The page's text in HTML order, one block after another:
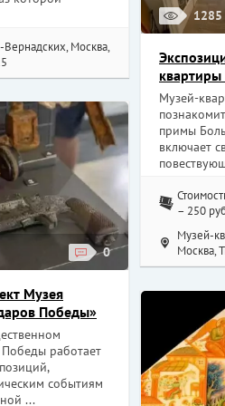
Москва,
1285
Музей-
примы
включает
– 250
Музей-
Москва,
0
Музея
Победы»
Победы работает
событиям
...